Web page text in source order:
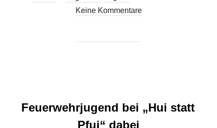
am
Keine Kommentare
Feuerwehrjugend bei „Hui statt
Pfui“ dabei